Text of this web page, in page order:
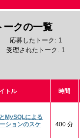
クの一覧
応募したトーク: 1
受理されたトーク: 1
トル 時間
MySQLによる
ションのスケ
400 分